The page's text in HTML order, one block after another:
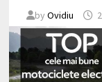
byOvidiu